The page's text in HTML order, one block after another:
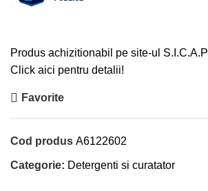
Produs achizitionabil pe site-ul S.I.C.A.P
Click aici pentru detalii!
Favorite
Cod produs A6122602
Categorie: Detergenti si curatator